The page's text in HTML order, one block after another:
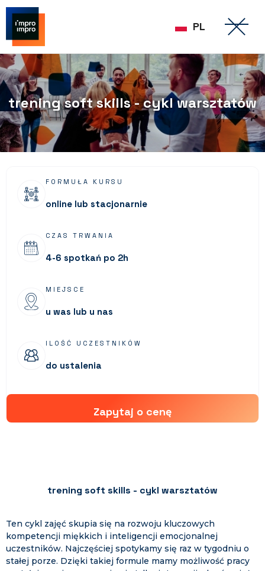
PL
trening soft skills - cykl warsztatów
FORMUŁA KURSU
online lub stacjonarnie
CZAS TRWANIA
4-6 spotkań po 2h
MIEJSCE
u was lub u nas
ILOŚĆ UCZESTNIKÓW
do ustalenia
Zapytaj o cenę
trening soft skills - cykl warsztatów
Ten cykl zajęć skupia się na rozwoju kluczowych
kompetencji miękkich i inteligencji emocjonalnej
uczestników. Najczęściej spotykamy się raz w tygodniu o
stałej porze. Dzięki takiej formule mamy możliwość pracy